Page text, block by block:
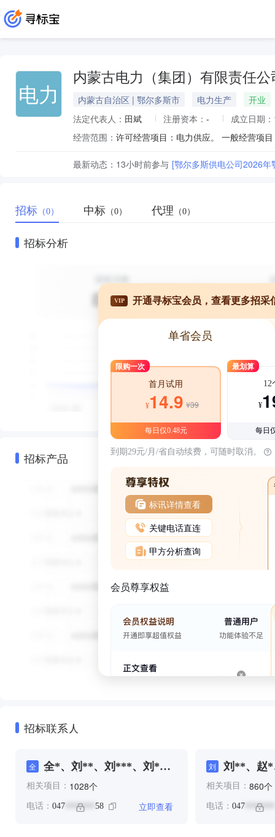
电力
内蒙古电力（集团）有限责任
内蒙古自治区 | 鄂尔多斯市 电力生产
开业
法定代表人： 田斌 注册资本： - 成立日期：
经营范围： 许可经营项目：电力供应。 一般经营项
最新动态： 13小时前参与
招标 （0） 中标 （0） 代理 （0）
招标分析
招标产品
VIP 开通寻标宝会员，查看更多招采
单省会员
限购一次
首月试用
¥14.9 ¥39
每日仅0.48元
最划算
12
¥
每日
到期29元/月/省自动续费，可随时取消。
标讯详情查看
关键电话直连
甲方分析查询
会员尊享权益
招标联系人
全
全*、刘**、刘***、刘*、
相关项目： 1028个
电话： 047 ******* 58 立即查看
刘 刘**、赵
相关项目： 860个
电话： 047 *******